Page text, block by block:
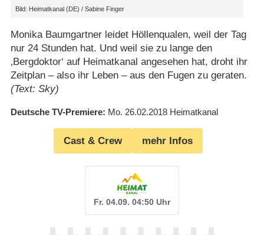
Bild: Heimatkanal (DE) / Sabine Finger
Monika Baumgartner leidet Höllenqualen, weil der Tag
nur 24 Stunden hat. Und weil sie zu lange den
‚Bergdoktor‘ auf Heimatkanal angesehen hat, droht ihr
Zeitplan – also ihr Leben – aus den Fugen zu geraten.
(Text: Sky)
Deutsche TV-Premiere Mo. 26.02.2018 Heimatkanal
Cast & Crew mehr Infos
Fr. 04.09. 04:50 Uhr